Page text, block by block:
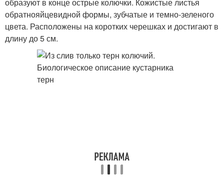
обратнояйцевидной формы, зубчатые и темно-зеленого
цвета. Расположены на коротких черешках и достигают в
длину до 5 см.